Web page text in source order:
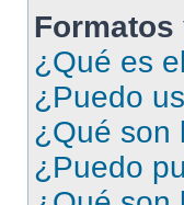
Formatos
¿Qué es
¿Puedo
¿Qué son
¿Puedo